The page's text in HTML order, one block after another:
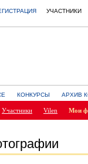
УЧАСТНИКИ
КОНКУРСЫ АРХИВ
Участники Vilen Мои